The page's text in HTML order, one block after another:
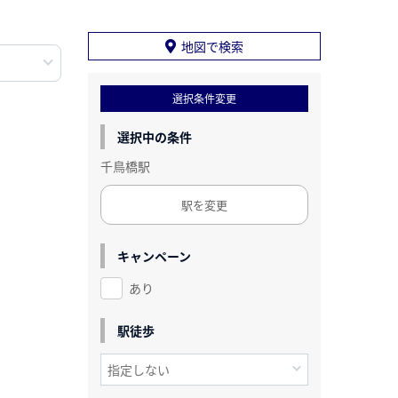
地図で検索
選択条件変更
選択中の条件
千鳥橋駅
駅を変更
キャンペーン
あり
駅徒歩